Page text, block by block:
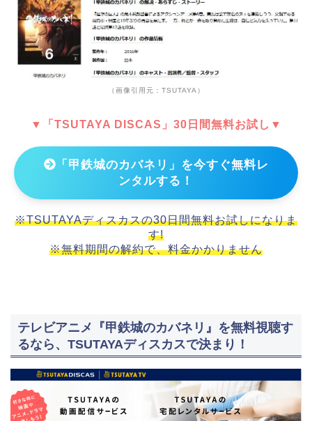
（画像引用元：TSUTAYA）
▼「TSUTAYA DISCAS」30日間無料お試し▼
「甲鉄城のカバネリ」を今すぐ無料レ
ンタルする！
※TSUTAYAディスカスの30日間無料お試しになりま
す!
※無料期間の解約で、料金かかりません
テレビアニメ『甲鉄城のカバネリ』を無料視聴す
るなら、TSUTAYAディスカスで決まり！